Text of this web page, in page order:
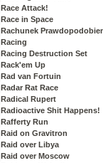
Race Attack!
Race in Space
Rachunek
Racing
Racing Destruction Set
Rack'em Up
Rad van Fortuin
Radar Rat Race
Radical Rupert
Radioactive Shit Happens!
Rafferty Run
Raid on Gravitron
Raid over Libya
Raid over Moscow